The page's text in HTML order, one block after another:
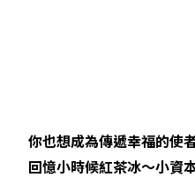
你也想成為傳遞幸福的使
回憶小時候紅茶冰～小資